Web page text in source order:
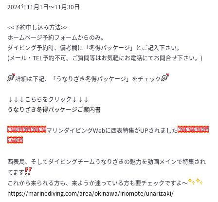
2024年11月1日～11月30日
<<予約申し込み方法>>
ホームページ予約フォームからのみ。
ダイビング予約時、備考欄に「冬得パッケージ」とご記入下さい。
(メール・TEL予約不可。ご質問等はお気軽にお電話にてお問合せ下さい。)
詳細は下記、「うなりざき冬得パッケージ」をチェック
↓↓↓こちらをクリック↓↓↓
うなりざき冬得パッケージご案内書
マリンダイビングWebに西表特集がUPされました
西表島、そしてダイビングチームうなりざきの魅力を動画メインで特集され
てます
これから来られる方も、来ようか迷っている方も要チェックですよ〜
https://marinediving.com/area/okinawa/iriomote/unarizaki/